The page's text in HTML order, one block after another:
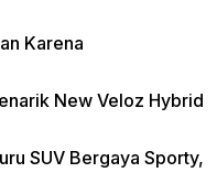
Karena
New Veloz Hybrid
SUV Bergaya Sporty,